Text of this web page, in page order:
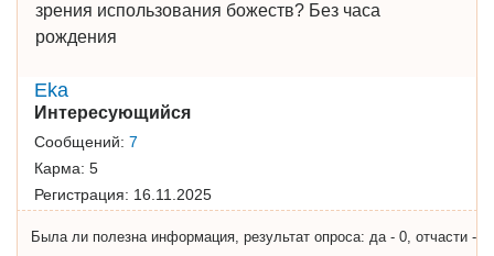
зрения использования божеств? Без часа
рождения
Eka
Интересующийся
Сообщений: 7
Карма: 5
Регистрация: 16.11.2025
Была ли полезна информация, результат опроса: да - 0, отчасти -